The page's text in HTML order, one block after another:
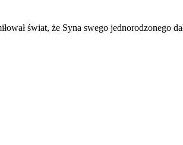
świat, że Syna swego jednorodzonego